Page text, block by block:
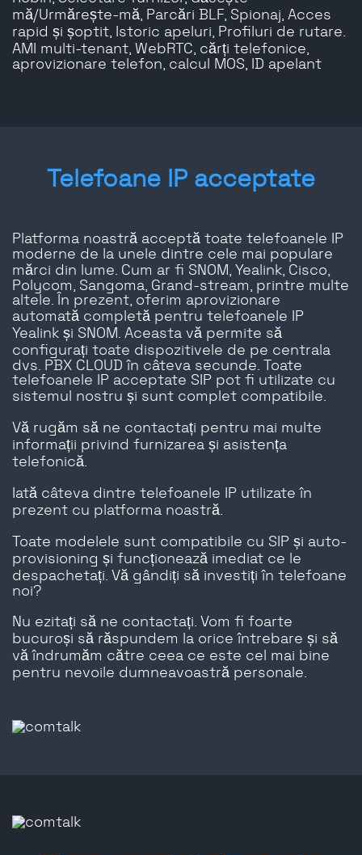
mă/Urmărește-mă, Parcări BLF, Spionaj, Acces
rapid și șoptit, Istoric apeluri, Profiluri de rutare.
AMI multi-tenant, WebRTC, cărți telefonice,
aprovizionare telefon, calcul MOS, ID apelant
Telefoane IP acceptate
Platforma noastră acceptă toate telefoanele IP
moderne de la unele dintre cele mai populare
mărci din lume. Cum ar fi SNOM, Yealink, Cisco,
Polycom, Sangoma, Grand-stream, printre multe
altele. În prezent, oferim aprovizionare
automată completă pentru telefoanele IP
Yealink și SNOM. Aceasta vă permite să
configurați toate dispozitivele de pe centrala
dvs. PBX CLOUD în câteva secunde. Toate
telefoanele IP acceptate SIP pot fi utilizate cu
sistemul nostru și sunt complet compatibile.
Vă rugăm să ne contactați pentru mai multe
informații privind furnizarea și asistența
telefonică.
Iată câteva dintre telefoanele IP utilizate în
prezent cu platforma noastră.
Toate modelele sunt compatibile cu SIP și auto-
provisioning și funcționează imediat ce le
despachetați. Vă gândiți să investiți în telefoane
noi?
Nu ezitați să ne contactați. Vom fi foarte
bucuroși să răspundem la orice întrebare și să
vă îndrumăm către ceea ce este cel mai bine
pentru nevoile dumneavoastră personale.